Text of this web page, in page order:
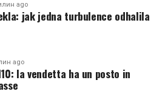
ago
jak jedna turbulence odhalila
ago
la vendetta ha un posto in